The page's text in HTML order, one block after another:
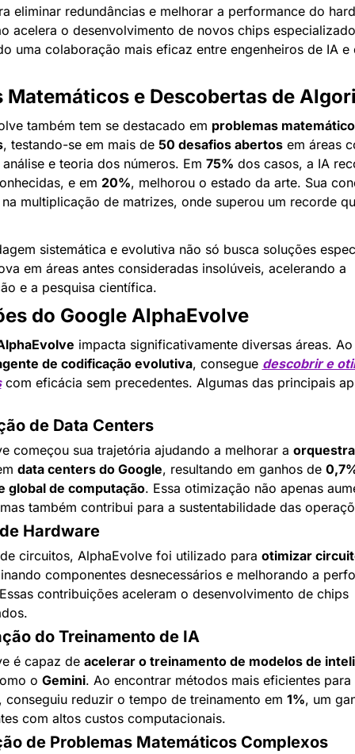
eliminar redundâncias e melhorar a performance do
acelera o desenvolvimento de novos chips
uma colaboração mais eficaz entre engenheiros de IA e
Matemáticos e Descobertas de
também tem se destacado em problemas
, testando-se em mais de 50 desafios abertos em áreas
e teoria dos números. Em 75% dos casos, a IA
e em 20%, melhorou o estado da arte. Sua
multiplicação de matrizes, onde superou um recorde
sistemática e evolutiva não só busca soluções
em áreas antes consideradas insolúveis, acelerando a
e a pesquisa científica.
do Google AlphaEvolve
impacta significativamente diversas áreas.
de codificação evolutiva, consegue descobrir e
com eficácia sem precedentes. Algumas das principais
de Data Centers
começou sua trajetória ajudando a melhorar a
data centers do Google, resultando em ganhos de
global de computação. Essa otimização não apenas
também contribui para a sustentabilidade das
Hardware
circuitos, AlphaEvolve foi utilizado para otimizar
componentes desnecessários e melhorando a
contribuições aceleram o desenvolvimento de chips
do Treinamento de IA
é capaz de acelerar o treinamento de modelos de
o Gemini. Ao encontrar métodos mais eficientes para
conseguiu reduzir o tempo de treinamento em 1%, um
com altos custos computacionais.
de Problemas Matemáticos Complexos